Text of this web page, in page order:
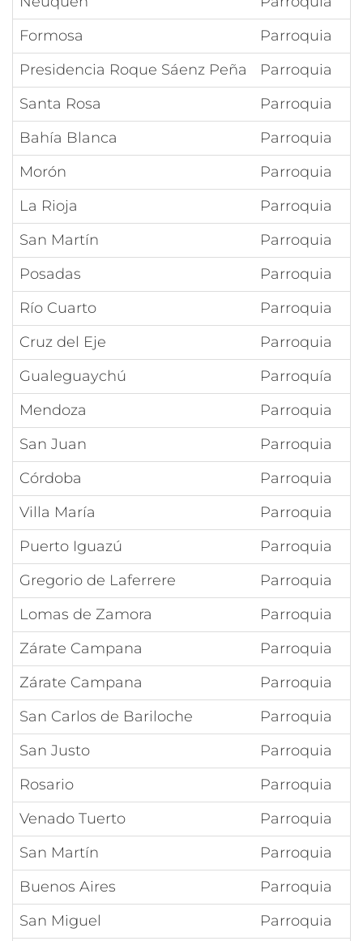
Formosa
Parroquia
Presidencia Roque Sáenz Peña
Parroquia
Santa Rosa
Parroquia
Bahía Blanca
Parroquia
Morón
Parroquia
La Rioja
Parroquia
San Martín
Parroquia
Posadas
Parroquia
Río Cuarto
Parroquia
Cruz del Eje
Parroquia
Gualeguaychú
Parroquía
Mendoza
Parroquia
San Juan
Parroquia
Córdoba
Parroquia
Villa María
Parroquia
Puerto Iguazú
Parroquia
Gregorio de Laferrere
Parroquia
Lomas de Zamora
Parroquia
Zárate Campana
Parroquia
Zárate Campana
Parroquia
San Carlos de Bariloche
Parroquia
San Justo
Parroquia
Rosario
Parroquia
Venado Tuerto
Parroquia
San Martín
Parroquia
Buenos Aires
Parroquia
San Miguel
Parroquia